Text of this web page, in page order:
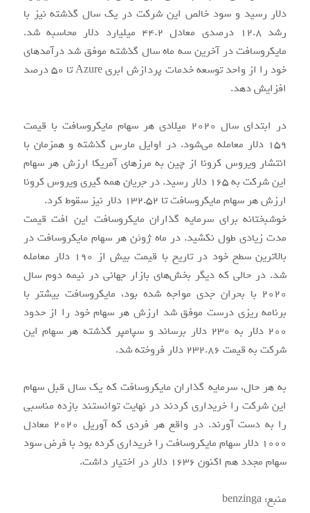
نسبت به بقیه داشته‌اند.
طی یک سال گذشته و همزمان با همه‌گیری ویروس کرونا
مایکروسافت سرمایه گذاری‌های قابل توجهی انجام داد و توانست
کند.
همه‌گیری ویروس کرونا برای آن دسته از افرادی که سهام
مایکروسافت را خریداری کردند اتفاقات خوبی را رقم زد و در
واقع فروش خدمات رایانش ابری، نرم افزارهای مخصوص
دورکاری، سخت‌ افزارهای مخصوص بازی‌های ویدیویی و خدمات